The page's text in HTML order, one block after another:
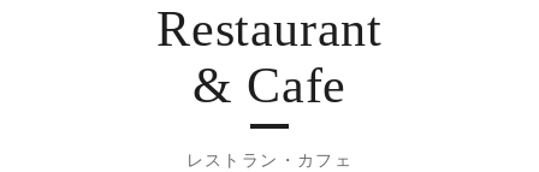
Restaurant
& Cafe
レストラン・カフェ